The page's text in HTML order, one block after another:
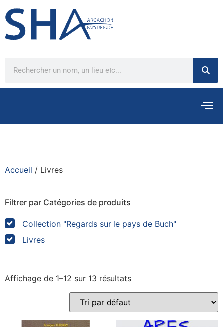
Accueil / Livres
Filtrer par Catégories de produits
Collection "Regards sur le pays de Buch"
Livres
Affichage de 1–12 sur 13 résultats